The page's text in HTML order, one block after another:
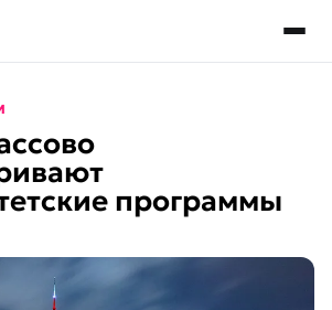
программы